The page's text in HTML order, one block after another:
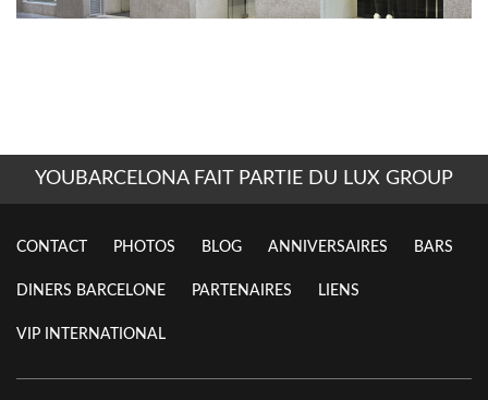
YOUBARCELONA FAIT PARTIE DU LUX GROUP
CONTACT PHOTOS BLOG ANNIVERSAIRES BARS
DINERS BARCELONE PARTENAIRES LIENS
VIP INTERNATIONAL